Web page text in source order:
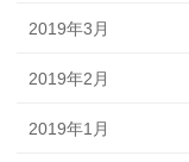
2019年3月
2019年2月
2019年1月